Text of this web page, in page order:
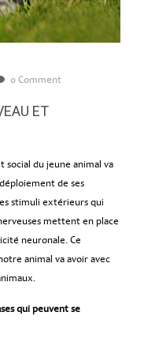
0 Comment
ET
du jeune animal va
de ses
stimuli extérieurs qui
mettent en place
neuronale. Ce
animal va avoir avec
qui peuvent se